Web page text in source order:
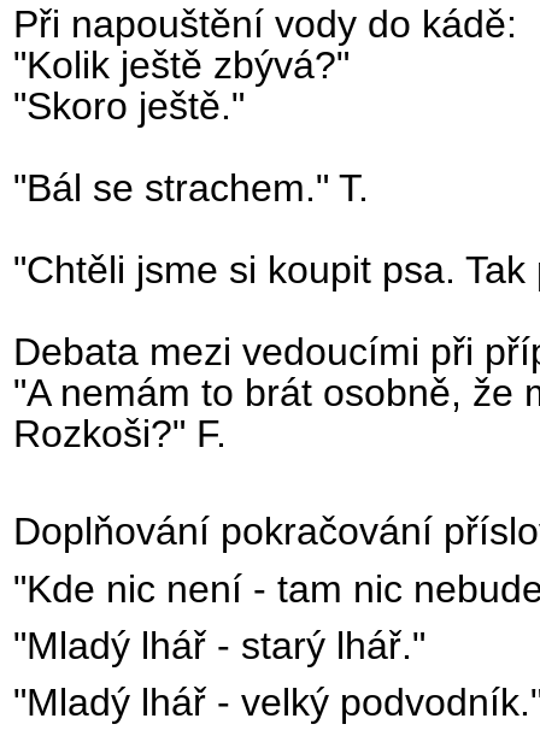
Při napouštění vody do kádě:
"Kolik ještě zbývá?"
"Skoro ještě."
"Bál se strachem." T.
"Chtěli jsme si koupit psa.
Debata mezi vedoucími při
"A nemám to brát osobně, že
Rozkoši?" F.
Doplňování pokračování
"Kde nic není - tam nic
"Mladý lhář - starý lhář."
"Mladý lhář - velký